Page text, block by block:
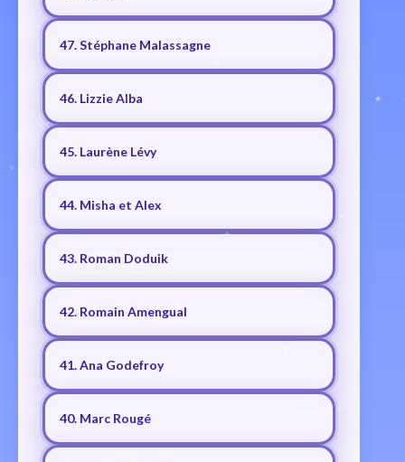
47. Stéphane Malassagne
46. Lizzie Alba
45. Laurène Lévy
44. Misha et Alex
43. Roman Doduik
42. Romain Amengual
41. Ana Godefroy
40. Marc Rougé